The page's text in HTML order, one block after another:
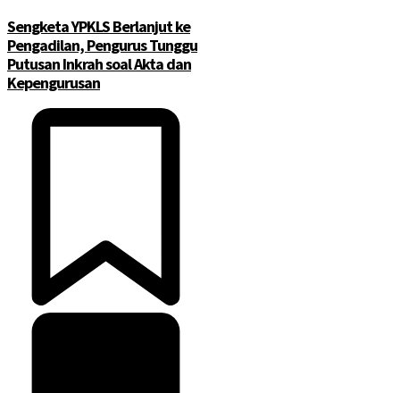
Sengketa YPKLS Berlanjut ke
Pengadilan, Pengurus Tunggu
Putusan Inkrah soal Akta dan
Kepengurusan